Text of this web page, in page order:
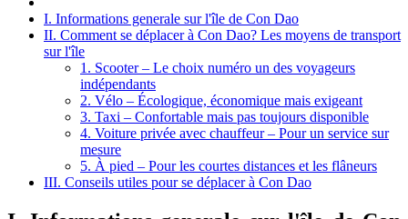
I. Informations generale sur l'île de Con Dao
II. Comment se déplacer à Con Dao? Les moyens de transport
sur l'île
1. Scooter – Le choix numéro un des voyageurs
indépendants
2. Vélo – Écologique, économique mais exigeant
3. Taxi – Confortable mais pas toujours disponible
4. Voiture privée avec chauffeur – Pour un service sur
mesure
5. À pied – Pour les courtes distances et les flâneurs
III. Conseils utiles pour se déplacer à Con Dao